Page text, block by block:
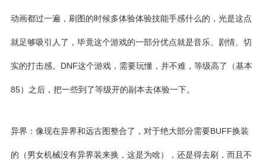
动画都过一遍，刷图的时候多体验体验技能手感什么的，光是这点
就足够吸引人了，毕竟这个游戏的一部分优点就是音乐、剧情、切
实的打击感。DNF这个游戏，需要玩懂，并不难，等级高了（基本
85）之后，把一些到了等级开的副本去体验一下。
异界：像现在异界和远古图整合了，对于绝大部分需要BUFF换装
的（男女机械没有异界装来换，这是为啥），还是得去刷，而且不